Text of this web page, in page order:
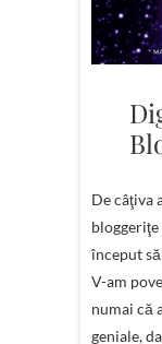
De câţiva
bloggeriţe
început
V-am
numai că
geniale,